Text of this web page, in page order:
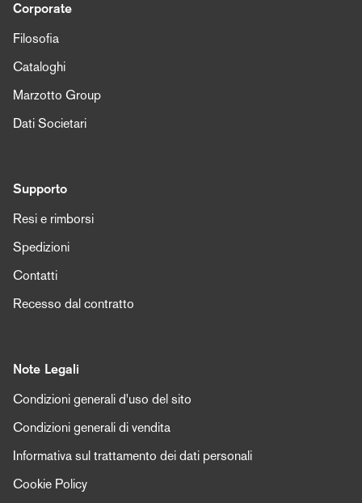
Corporate
Filosofia
Cataloghi
Marzotto Group
Dati Societari
Supporto
Resi e rimborsi
Spedizioni
Contatti
Recesso dal contratto
Note Legali
Condizioni generali d'uso del sito
Condizioni generali di vendita
Informativa sul trattamento dei dati personali
Cookie Policy